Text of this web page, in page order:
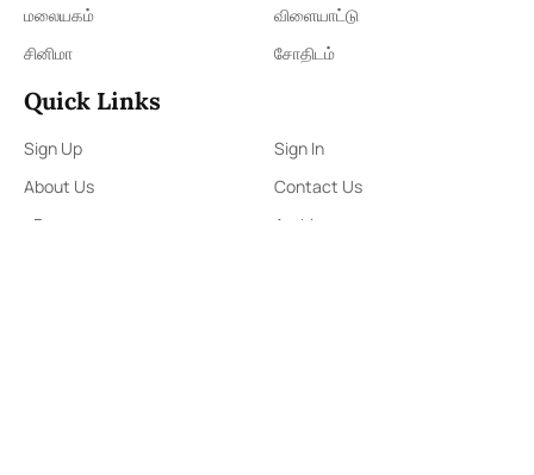
மலையகம்
விளையாட்டு
சினிமா
சோதிடம்
Quick Links
Sign Up
Sign In
About Us
Contact Us
ePaper
Archives